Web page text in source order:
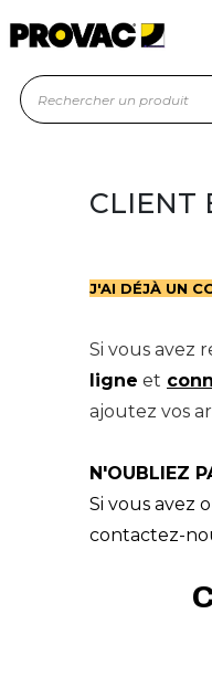
Besoin d'un
CLIENT
J'AI DÉJÀ UN
Si vous avez
ligne et
ajoutez vos
N'OUBLIEZ
Si vous avez
contactez-